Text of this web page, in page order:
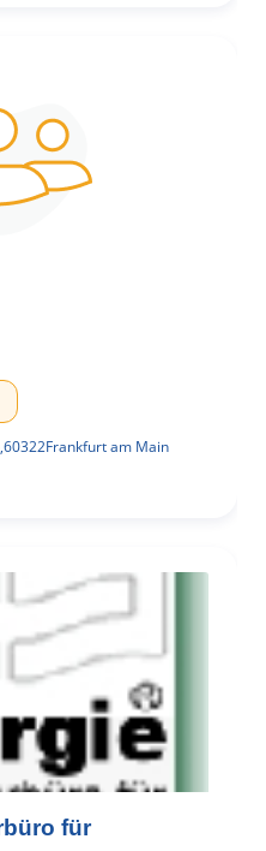
,60322Frankfurt am Main
für